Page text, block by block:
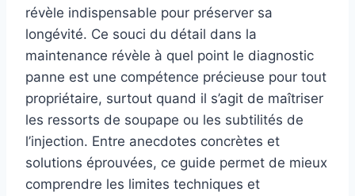
révèle indispensable pour préserver sa
longévité. Ce souci du détail dans la
maintenance révèle à quel point le diagnostic
panne est une compétence précieuse pour tout
propriétaire, surtout quand il s’agit de maîtriser
les ressorts de soupape ou les subtilités de
l’injection. Entre anecdotes concrètes et
solutions éprouvées, ce guide permet de mieux
comprendre les limites techniques et